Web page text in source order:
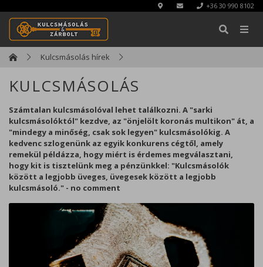
+36 30 990 8102
Kulcsmásolás hírek
Bezárás
KULCSMÁSOLÁS
Számtalan kulcsmásolóval lehet találkozni. A "sarki
kulcsmásolóktól" kezdve, az "önjelölt koronás multikon" át, a
"mindegy a minőség, csak sok legyen" kulcsmásolókig. A
kedvenc szlogenünk az egyik konkurens cégtől, amely
remekül példázza, hogy miért is érdemes megválasztani,
hogy kit is tisztelünk meg a pénzünkkel: "Kulcsmásolók
között a legjobb üveges, üvegesek között a legjobb
kulcsmásoló." - no comment